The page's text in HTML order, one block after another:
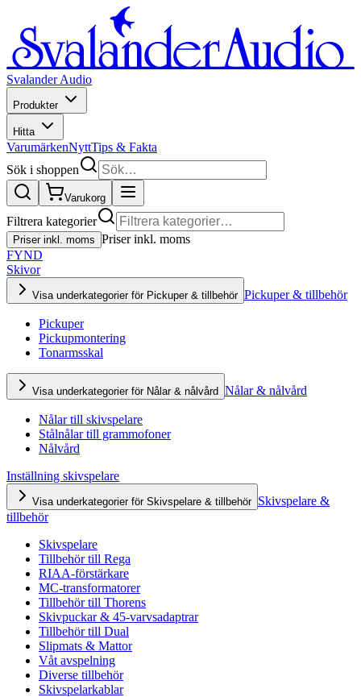
Svalander Audio
Produkter
Hitta
VarumärkenNyttTips & Fakta
Sök i shoppen
Varukorg
Filtrera kategorier
Priser inkl. moms Priser inkl. moms
FYND
Skivor
Visa underkategorier för Pickuper & tillbehör Pickuper & tillbehör
Pickuper
Pickupmontering
Tonarmsskal
Visa underkategorier för Nålar & nålvård Nålar & nålvård
Nålar till skivspelare
Stålnålar till grammofoner
Nålvård
Inställning skivspelare
Visa underkategorier för Skivspelare & tillbehör Skivspelare &
tillbehör
Skivspelare
Tillbehör till Rega
RIAA-förstärkare
MC-transformatorer
Tillbehör till Thorens
Skivpuckar & 45-varvsadaptrar
Tillbehör till Dual
Slipmats & Mattor
Våt avspelning
Diverse tillbehör
Skivspelarkablar